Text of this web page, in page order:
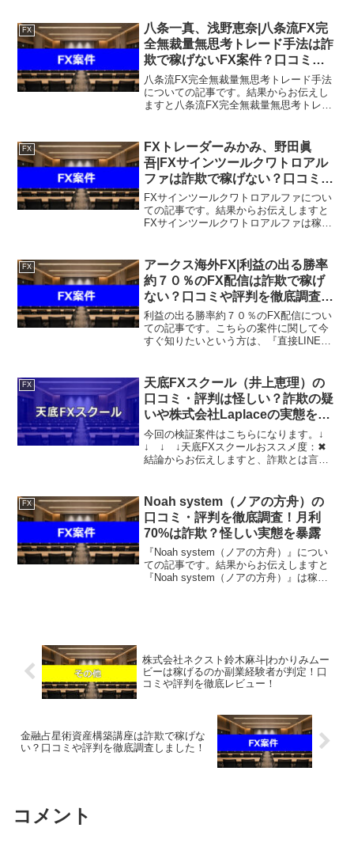
すぐ知りたいという方は、『直接LINEで
詳細をお答えします...
FX
八条一真、浅野恵奈|八条流FX完
全無裁量無思考トレード手法は詐
欺で稼げないFX案件？口コミや
評判を徹底調査しました！
八条流FX完全無裁量無思考トレード手法
についての記事です。結果からお伝えし
ますと八条流FX完全無裁量無思考トレー
結果になりました。こちらの案件に関し
て今すぐ知りたいとい...
FX
FXトレーダーみかみ、野田眞
吾|FXサインツールクワトロアル
ファは詐欺で稼げない？口コミや
評判を徹底調査しました！
FXサインツールクワトロアルファについ
ての記事です。結果からお伝えしますと
FXサインツールクワトロアルファは稼げ
果になりました。こちらの案件に関して
今すぐ詳細を知りたい...
FX
アークス海外FX|利益の出る勝率
約７０％のFX配信は詐欺で稼げ
ない？口コミや評判を徹底調査し
ました！
利益の出る勝率約７０％のFX配信につい
ての記事です。こちらの案件に関して今
すぐ知りたいという方は、『直接LINEで
しいという方にも、自分が実際にやって
いて、稼げている案...
FX
天底FXスクール（井上恵理）の
口コミ・評判は怪しい？詐欺の疑
いや株式会社Laplaceの実態を徹
底検証
今回の検証案件はこちらになります。↓
↓ ↓ ↓天底FXスクールおススメ度：✖
結論からお伝えしますと、詐欺とは言い
る。その様に判断しております。 執筆：
監修者 山口 大...
FX
Noah system（ノアの方舟）の
口コミ・評判を徹底調査！月利
70%は詐欺？怪しい実態を暴露
『Noah system（ノアの方舟）』につい
ての記事です。結果からお伝えしますと
『Noah system（ノアの方舟）』は稼げ
株式会社ネクスト鈴木麻斗|わかりみムー
ビーは稼げるのか副業経験者が判定！口
コミや評判を徹底レビュー！
金融占星術資産構築講座は詐欺で稼げな
い？口コミや評判を徹底調査しました！
コメント